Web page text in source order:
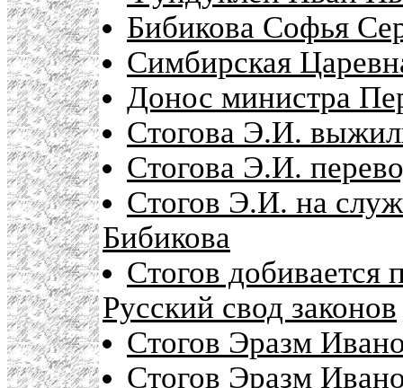
Бибикова Софья
Симбирская
Донос министра
Стогова Э.И.
Стогова Э.И.
Стогов Э.И. на
Бибикова
Стогов добивается
Русский свод законов
Стогов Эразм
Стогов Эразм